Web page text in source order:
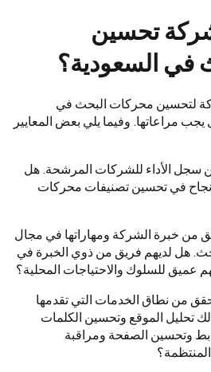
تحسين
في السعودية؟
لتحسين محركات البحث في
مراعاتها. وفيما يلي بعض المعايير
سجل الأداء للشركات المرشحة. هل
في تحسين تصنيفات محركات
من خبرة الشركة ومهاراتها في مجال
هل لديهم فريق من ذوي الخبرة في
عميق للسلوك والاحتياجات المحلية؟
من نطاق الخدمات التي تقدمها
تحليل الموقع وتحسين الكلمات
وتحسين الصفحة ومراقبة